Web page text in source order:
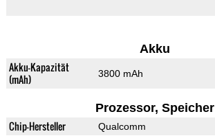
Akku
Akku-Kapazität
(mAh)
3800 mAh
Prozessor, Speicher
Chip-Hersteller Qualcomm